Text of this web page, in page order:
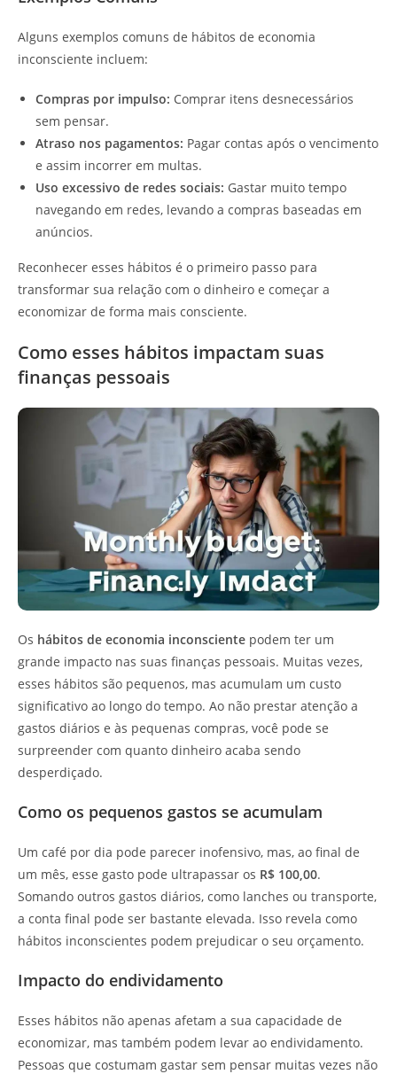
Alguns exemplos comuns de hábitos de economia
inconsciente incluem:
Compras por impulso: Comprar itens desnecessários
sem pensar.
Atraso nos pagamentos: Pagar contas após o vencimento
e assim incorrer em multas.
Uso excessivo de redes sociais: Gastar muito tempo
navegando em redes, levando a compras baseadas em
anúncios.
Reconhecer esses hábitos é o primeiro passo para
transformar sua relação com o dinheiro e começar a
economizar de forma mais consciente.
Como esses hábitos impactam suas
finanças pessoais
Os hábitos de economia inconsciente podem ter um
grande impacto nas suas finanças pessoais. Muitas vezes,
esses hábitos são pequenos, mas acumulam um custo
significativo ao longo do tempo. Ao não prestar atenção a
gastos diários e às pequenas compras, você pode se
surpreender com quanto dinheiro acaba sendo
desperdiçado.
Como os pequenos gastos se acumulam
Um café por dia pode parecer inofensivo, mas, ao final de
um mês, esse gasto pode ultrapassar os R$ 100,00.
Somando outros gastos diários, como lanches ou transporte,
a conta final pode ser bastante elevada. Isso revela como
hábitos inconscientes podem prejudicar o seu orçamento.
Impacto do endividamento
Esses hábitos não apenas afetam a sua capacidade de
economizar, mas também podem levar ao endividamento.
Pessoas que costumam gastar sem pensar muitas vezes não